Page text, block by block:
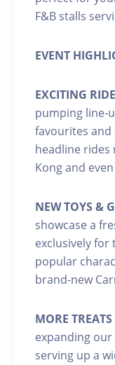
F&B stalls
EVENT
EXCITING
pumping line-
favourites
headline
Kong and
NEW TOYS &
showcase a
exclusively for
popular
brand-new
MORE
expanding
serving up a